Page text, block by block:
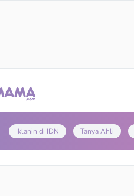
Iklanin di IDN Tanya Ahli